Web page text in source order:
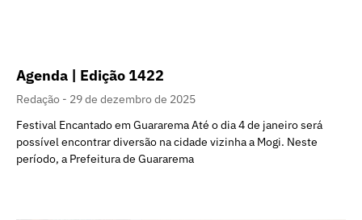
Agenda | Edição 1422
Redação
29 de dezembro de 2025
Festival Encantado em Guararema Até o dia 4 de janeiro será
possível encontrar diversão na cidade vizinha a Mogi. Neste
período, a Prefeitura de Guararema